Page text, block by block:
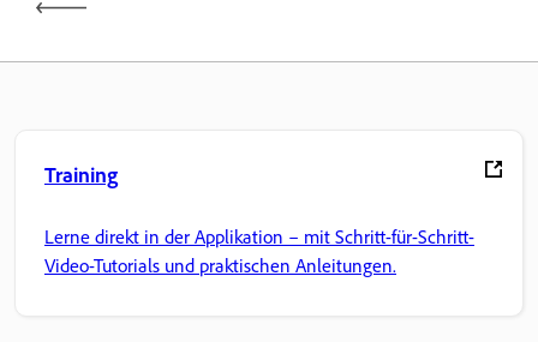
Training
Lerne direkt in der Applikation – mit Schritt-für-Schritt-
Video-Tutorials und praktischen Anleitungen.